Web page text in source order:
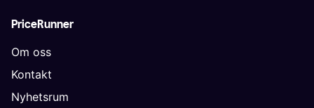
PriceRunner
Om oss
Kontakt
Nyhetsrum